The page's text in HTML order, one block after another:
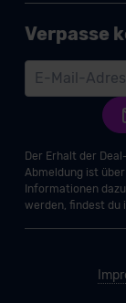
Verpasse
Der Erhalt der
Abmeldung ist
Informationen
werden, findest du